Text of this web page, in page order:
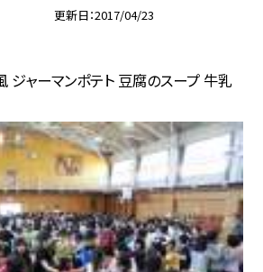
更新日 2017/04/23
ジャーマンポテト 豆腐のスープ 牛乳